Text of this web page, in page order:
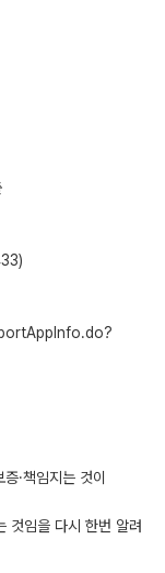
·책임지는 것이
것임을 다시 한번 알려